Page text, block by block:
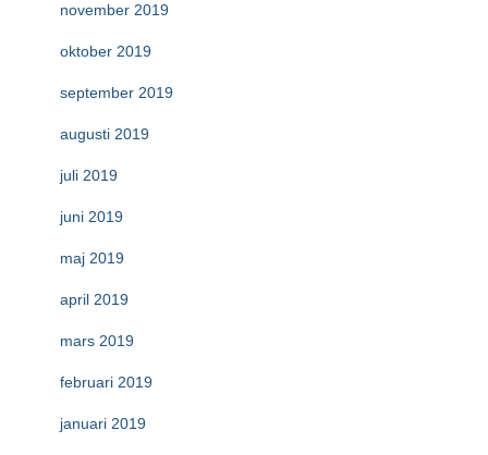
november 2019
oktober 2019
september 2019
augusti 2019
juli 2019
juni 2019
maj 2019
april 2019
mars 2019
februari 2019
januari 2019